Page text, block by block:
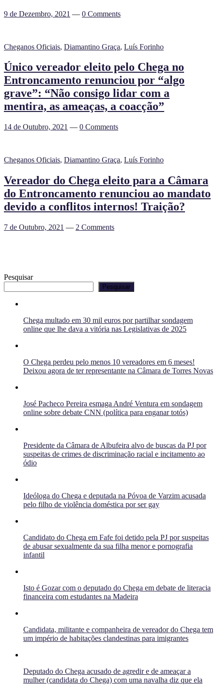
9 de Dezembro, 2021 — 0 Comments
Cheganos Oficiais, Diamantino Graça, Luís Forinho
Único vereador eleito pelo Chega no
Entroncamento renunciou por “algo
grave”: “Não consigo lidar com a
mentira, as ameaças, a coacção”
14 de Outubro, 2021 — 0 Comments
Cheganos Oficiais, Diamantino Graça, Luís Forinho
Vereador do Chega eleito para a Câmara
do Entroncamento renunciou ao mandato
devido a conflitos internos! Traição?
7 de Outubro, 2021 — 2 Comments
Pesquisar
Pesquisar
Chega multado em 30 mil euros por partilhar sondagem
online que lhe dava a vitória nas Legislativas de 2025
O Chega perdeu pelo menos 10 vereadores em 6 meses!
Deixou agora de ter representante na Câmara de Torres Novas
José Pacheco Pereira esmaga André Ventura em sondagem
online sobre debate CNN (política para enganar totós)
Presidente da Câmara de Albufeira alvo de buscas da PJ por
suspeitas de crimes de discriminação racial e incitamento ao
ódio
Ideóloga do Chega e deputada na Póvoa de Varzim acusada
pelo filho de violência doméstica por ser gay
Candidato do Chega em Fafe foi detido pela PJ por suspeitas
de abusar sexualmente da sua filha menor e pornografia
infantil
Isto é Gozar com o deputado do Chega em debate de literacia
financeira com estudantes na Madeira
Candidata, militante e companheira de vereador do Chega tem
um império de habitações clandestinas para imigrantes
Deputado do Chega acusado de agredir e de ameaçar a
mulher (candidata do Chega) com uma navalha diz que ela